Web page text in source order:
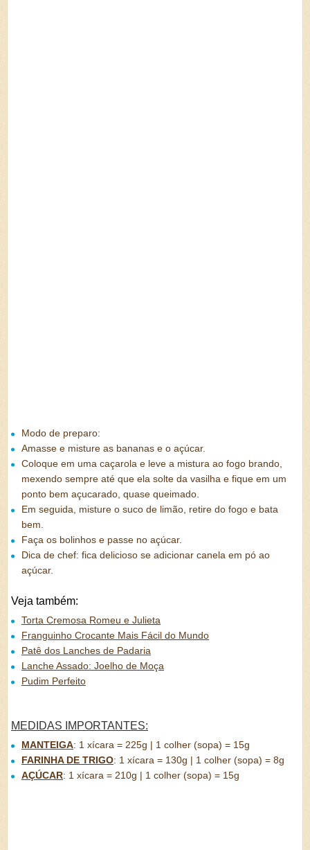
Modo de preparo:
Amasse e misture as bananas e o açúcar.
Coloque em uma caçarola e leve a mistura ao fogo brando,
mexendo sempre até que ela solte da vasilha e fique em um
ponto bem açucarado, quase queimado.
Em seguida, misture o suco de limão, retire do fogo e bata
bem.
Faça os bolinhos e passe no açúcar.
Dica de chef: fica delicioso se adicionar canela em pó ao
açúcar.
Veja também:
Torta Cremosa Romeu e Julieta
Franguinho Crocante Mais Fácil do Mundo
Patê dos Lanches de Padaria
Lanche Assado: Joelho de Moça
Pudim Perfeito
MEDIDAS IMPORTANTES:
MANTEIGA: 1 xícara = 225g | 1 colher (sopa) = 15g
FARINHA DE TRIGO: 1 xícara = 130g | 1 colher (sopa) = 8g
AÇÚCAR: 1 xícara = 210g | 1 colher (sopa) = 15g